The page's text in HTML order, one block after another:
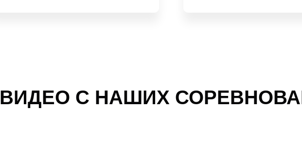
ВИДЕО С НАШИХ